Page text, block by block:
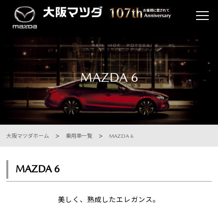
MAZDA 6
大阪マツダホーム 乗用車一覧 MAZDA 6
MAZDA 6
美しく、熟成したエレガンス。